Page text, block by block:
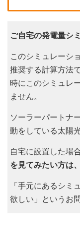
ご自宅の発電量シ
このシミュレーシ
推奨する計算方法
時にこのシミュレ
ません。
ソーラーパートナ
動をしている太陽
自宅に設置した場
を見てみたい方は
「手元にあるシミ
欲しい」というお